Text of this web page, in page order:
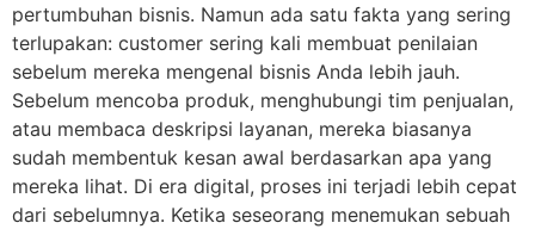
pertumbuhan bisnis. Namun ada satu fakta yang sering
terlupakan: customer sering kali membuat penilaian
sebelum mereka mengenal bisnis Anda lebih jauh.
Sebelum mencoba produk, menghubungi tim penjualan,
atau membaca deskripsi layanan, mereka biasanya
sudah membentuk kesan awal berdasarkan apa yang
mereka lihat. Di era digital, proses ini terjadi lebih cepat
dari sebelumnya. Ketika seseorang menemukan sebuah